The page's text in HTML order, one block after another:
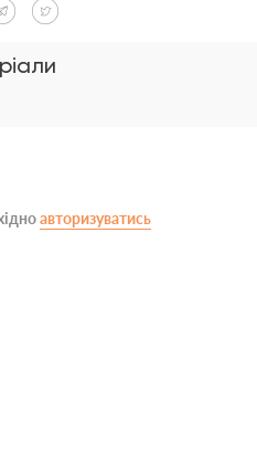
авторизуватись